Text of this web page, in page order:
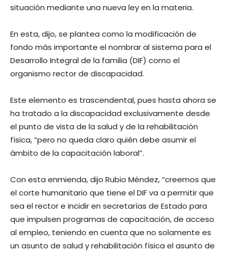
situación mediante una nueva ley en la materia.
En esta, dijo, se plantea como la modificación de
fondo más importante el nombrar al sistema para el
Desarrollo Integral de la familia (DIF) como el
organismo rector de discapacidad.
Este elemento es trascendental, pues hasta ahora se
ha tratado a la discapacidad exclusivamente desde
el punto de vista de la salud y de la rehabilitación
física, “pero no queda claro quién debe asumir el
ámbito de la capacitación laboral”.
Con esta enmienda, dijo Rubio Méndez, “creemos que
el corte humanitario que tiene el DIF va a permitir que
sea el rector e incidir en secretarías de Estado para
que impulsen programas de capacitación, de acceso
al empleo, teniendo en cuenta que no solamente es
un asunto de salud y rehabilitación física el asunto de